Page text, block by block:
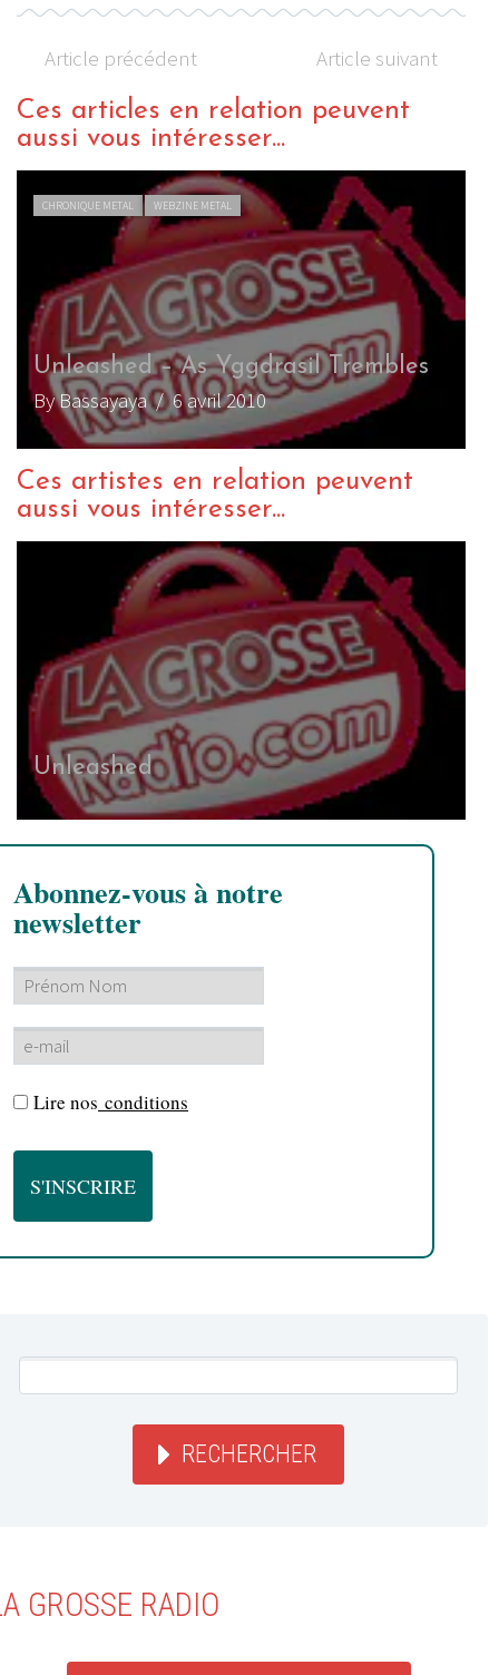
Article précédent Article suivant
Ces articles en relation peuvent
aussi vous intéresser...
CHRONIQUE METAL WEBZINE METAL
Unleashed – As Yggdrasil Trembles
By Bassayaya/ 6 avril 2010
Ces artistes en relation peuvent
aussi vous intéresser...
Unleashed
Abonnez-vous à notre
newsletter
Lire nos conditions
RECHERCHER
GROSSE RADIO